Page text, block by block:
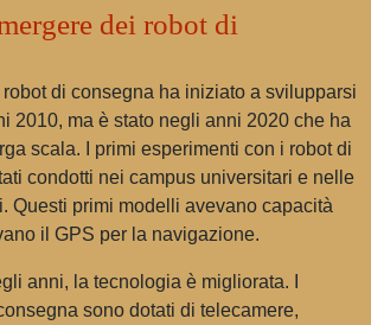
dei robot di
di consegna ha iniziato a svilupparsi
2010, ma è stato negli anni 2020 che ha
scala. I primi esperimenti con i robot di
condotti nei campus universitari e nelle
Questi primi modelli avevano capacità
il GPS per la navigazione.
anni, la tecnologia è migliorata. I
sono dotati di telecamere,